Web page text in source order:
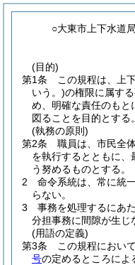
○大東市上下水道
(目的)
第1条
この規程は、上
いう。)の権限に属す
め、明確な責任のもと
図ることを目的とする。
(執務の原則)
第2条
職員は、市民全
を執行するとともに、
う努めるものとする。
2
命令系統は、常に統
らない。
3
事務を処理するにあ
分担事務に間隙が生じ
(用語の定義)
第3条
この規程におい
号の定めるところによ